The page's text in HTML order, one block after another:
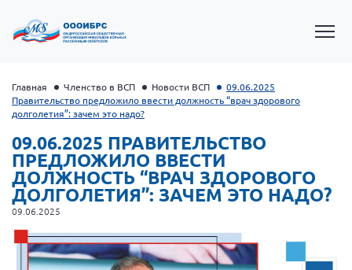
Президент Власов Я.В.
Главная Членство в ВСП Новости ВСП
09.06.2025
Правительство предложило ввести должность “врач здорового
долголетия”: зачем это надо?
09.06.2025 ПРАВИТЕЛЬСТВО
ПРЕДЛОЖИЛО ВВЕСТИ
ДОЛЖНОСТЬ “ВРАЧ ЗДОРОВОГО
ДОЛГОЛЕТИЯ”: ЗАЧЕМ ЭТО НАДО?
09.06.2025